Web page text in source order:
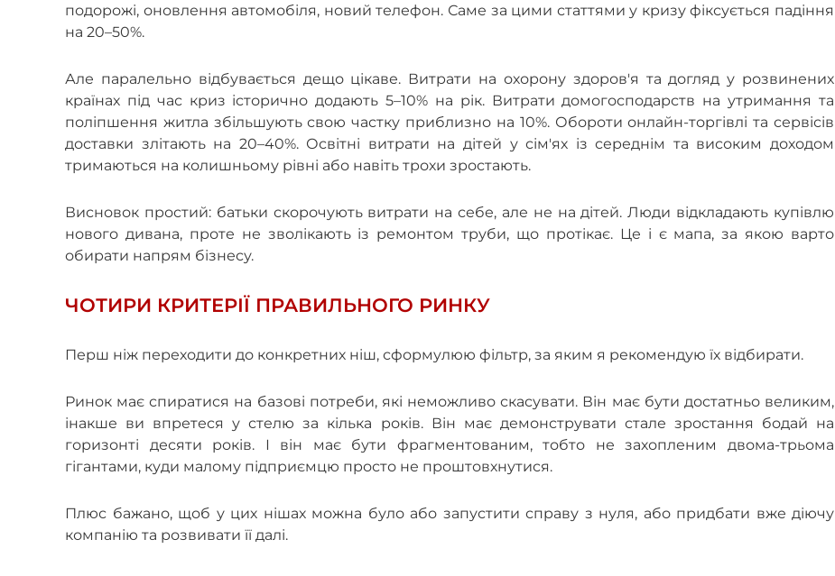
подорожі, оновлення автомобіля, новий телефон. Саме за цими статтями у кризу фіксується падіння
на 20–50%.
Але паралельно відбувається дещо цікаве. Витрати на охорону здоров'я та догляд у розвинених
країнах під час криз історично додають 5–10% на рік. Витрати домогосподарств на утримання та
поліпшення житла збільшують свою частку приблизно на 10%. Обороти онлайн-торгівлі та сервісів
доставки злітають на 20–40%. Освітні витрати на дітей у сім'ях із середнім та високим доходом
тримаються на колишньому рівні або навіть трохи зростають.
Висновок простий: батьки скорочують витрати на себе, але не на дітей. Люди відкладають купівлю
нового дивана, проте не зволікають із ремонтом труби, що протікає. Це і є мапа, за якою варто
обирати напрям бізнесу.
ЧОТИРИ КРИТЕРІЇ ПРАВИЛЬНОГО РИНКУ
Перш ніж переходити до конкретних ніш, сформулюю фільтр, за яким я рекомендую їх відбирати.
Ринок має спиратися на базові потреби, які неможливо скасувати. Він має бути достатньо великим,
інакше ви впретеся у стелю за кілька років. Він має демонструвати стале зростання бодай на
горизонті десяти років. І він має бути фрагментованим, тобто не захопленим двома-трьома
гігантами, куди малому підприємцю просто не проштовхнутися.
Плюс бажано, щоб у цих нішах можна було або запустити справу з нуля, або придбати вже діючу
компанію та розвивати її далі.